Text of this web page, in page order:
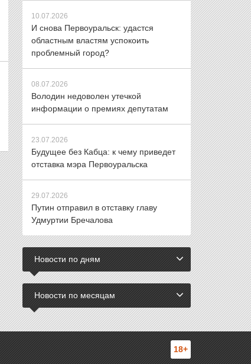
10.07.2026
И снова Первоуральск: удастся
областным властям успокоить
проблемный город?
08.07.2026
Володин недоволен утечкой
информации о премиях депутатам
23.07.2026
Будущее без Кабца: к чему приведет
отставка мэра Первоуральска
29.07.2026
Путин отправил в отставку главу
Удмуртии Бречалова
Новости по дням
Новости по месяцам
18+